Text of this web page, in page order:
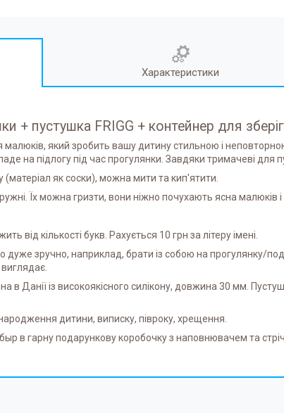
Характеристики
+ пустушка FRIGG + контейнер для
малюків, який зробить вашу дитину стильною і
на підлогу під час прогулянки. Завдяки тримачеві для
(матеріал як соски), можна мити та кип'ятити.
Їх можна гризти, вони ніжно почухають ясна малюків
від кількості букв. Рахується 10 грн за літеру імені.
дуже зручно, наприклад, брати із собою на прогулянку/
в Данії із високоякісного силікону, довжина 30 мм.
дитини, виписку, півроку, хрещення.
в гарну подарункову коробочку з наповнювачем та